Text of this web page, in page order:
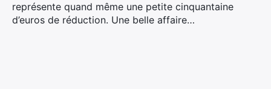
représente quand même une petite cinquantaine
d’euros de réduction. Une belle affaire…